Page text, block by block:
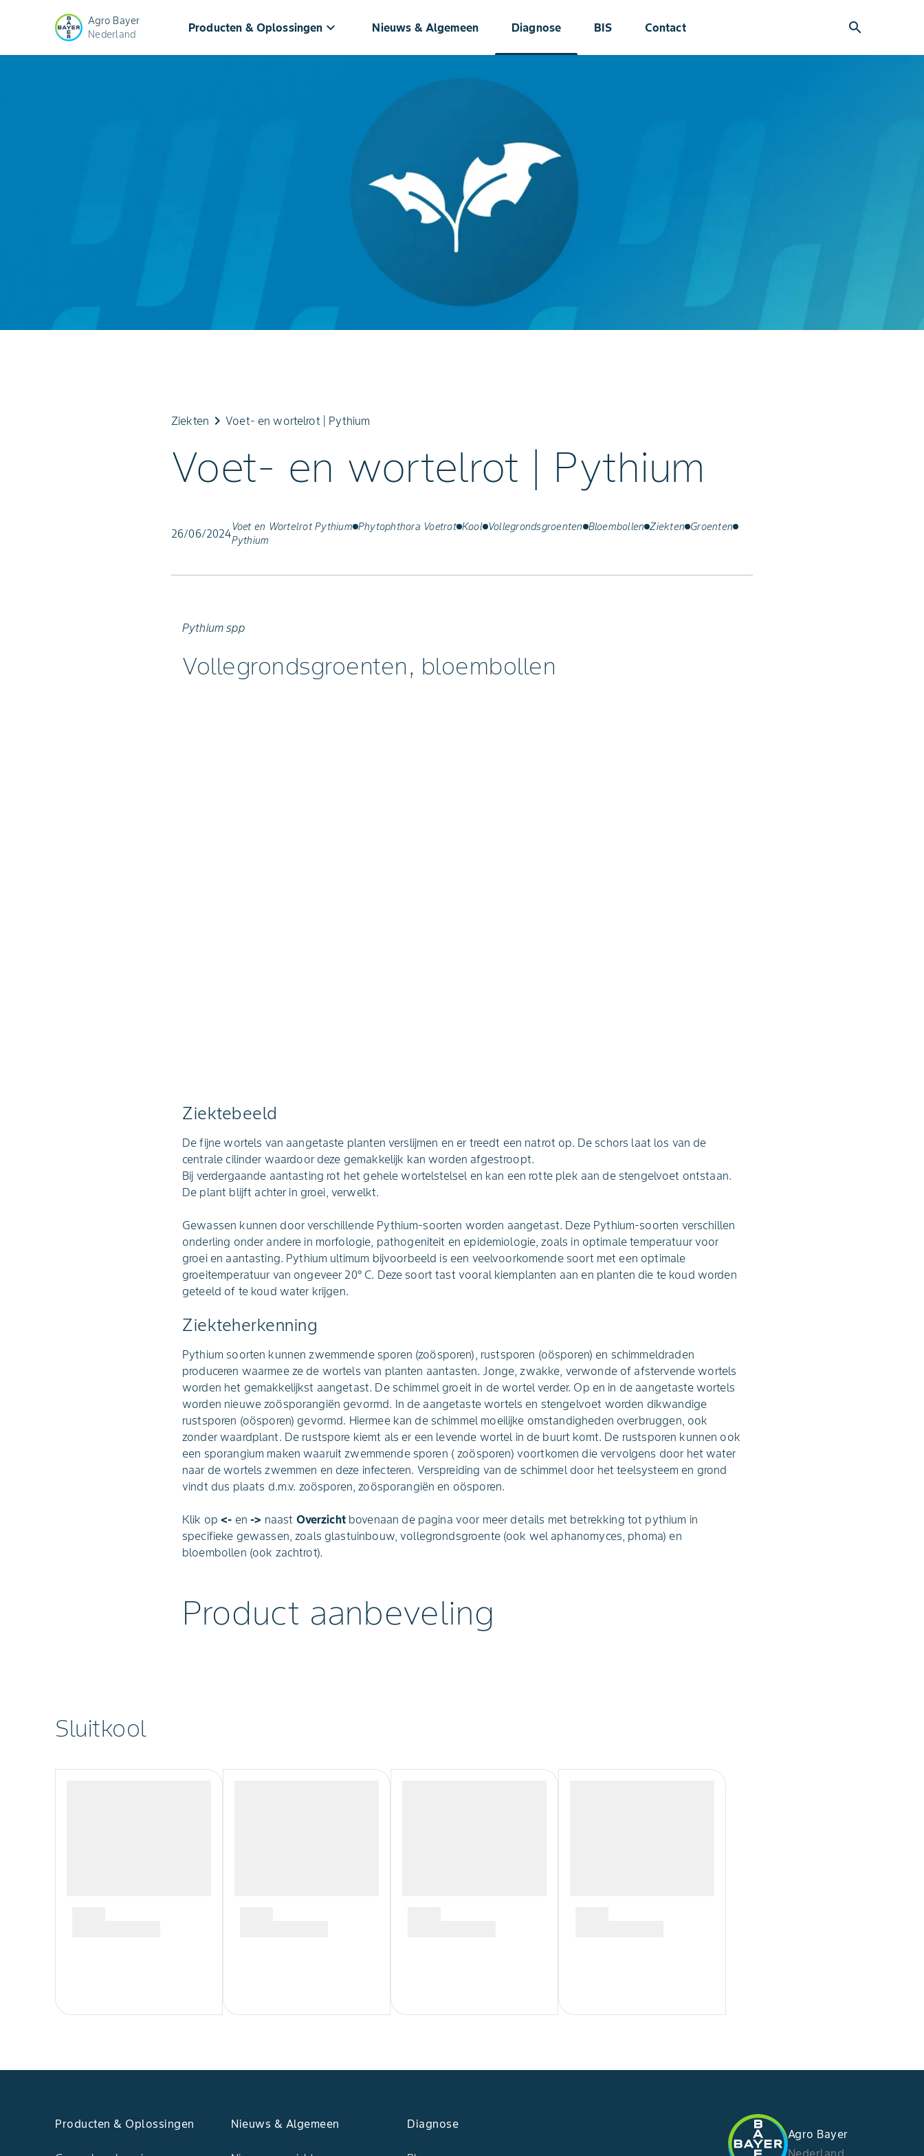
Agro Bayer
Nederland
Producten & Oplossingen keyboard_arrow_down Nieuws & Algemeen Diagnose BIS Contact search
Ziekten keyboard_arrow_rightVoet- en wortelrot | Pythium
Voet- en wortelrot | Pythium
26/06/2024Voet en Wortelrot Pythium Phytophthora Voetrot Kool Vollegrondsgroenten Bloembollen Ziekten Groenten
Pythium
Pythium spp
Vollegrondsgroenten, bloembollen
Ziektebeeld
De fijne wortels van aangetaste planten verslijmen en er treedt een natrot op. De schors laat los van de
centrale cilinder waardoor deze gemakkelijk kan worden afgestroopt.
Bij verdergaande aantasting rot het gehele wortelstelsel en kan een rotte plek aan de stengelvoet ontstaan.
De plant blijft achter in groei, verwelkt.
Gewassen kunnen door verschillende Pythium-soorten worden aangetast. Deze Pythium-soorten verschillen
onderling onder andere in morfologie, pathogeniteit en epidemiologie, zoals in optimale temperatuur voor
groei en aantasting. Pythium ultimum bijvoorbeeld is een veelvoorkomende soort met een optimale
groeitemperatuur van ongeveer 20° C. Deze soort tast vooral kiemplanten aan en planten die te koud worden
geteeld of te koud water krijgen.
Ziekteherkenning
Pythium soorten kunnen zwemmende sporen (zoösporen), rustsporen (oösporen) en schimmeldraden
produceren waarmee ze de wortels van planten aantasten. Jonge, zwakke, verwonde of afstervende wortels
worden het gemakkelijkst aangetast. De schimmel groeit in de wortel verder. Op en in de aangetaste wortels
worden nieuwe zoösporangiën gevormd. In de aangetaste wortels en stengelvoet worden dikwandige
rustsporen (oösporen) gevormd. Hiermee kan de schimmel moeilijke omstandigheden overbruggen, ook
zonder waardplant. De rustspore kiemt als er een levende wortel in de buurt komt. De rustsporen kunnen ook
een sporangium maken waaruit zwemmende sporen ( zoösporen) voortkomen die vervolgens door het water
naar de wortels zwemmen en deze infecteren. Verspreiding van de schimmel door het teelsysteem en grond
vindt dus plaats d.m.v. zoösporen, zoösporangiën en oösporen.
Klik op<- en-> naast Overzichtbovenaan de pagina voor meer details met betrekking tot pythium in
specifieke gewassen, zoals glastuinbouw, vollegrondsgroente (ook wel aphanomyces, phoma) en
bloembollen (ook zachtrot).
Product aanbeveling
Sluitkool
Producten & Oplossingen Nieuws & Algemeen Diagnose
Agro Bayer